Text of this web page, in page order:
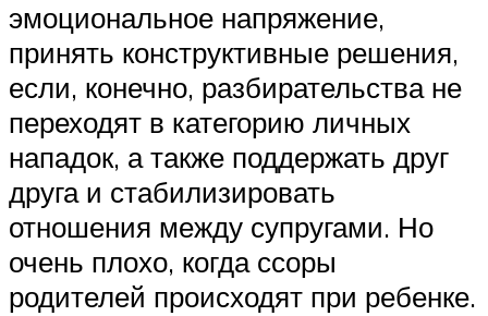
эмоциональное напряжение,
принять конструктивные решения,
если, конечно, разбирательства не
переходят в категорию личных
нападок, а также поддержать друг
друга и стабилизировать
отношения между супругами. Но
очень плохо, когда ссоры
родителей происходят при ребенке.